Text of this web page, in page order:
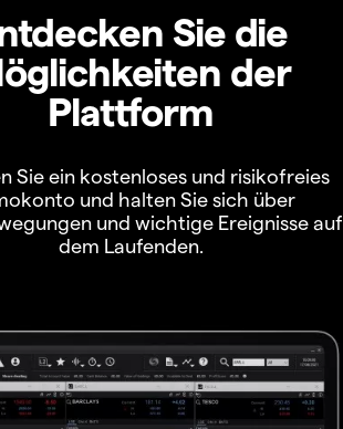
Sie die
der
Plattform
Sie ein kostenloses und risikofreies
und halten Sie sich über
und wichtige Ereignisse auf
dem Laufenden.